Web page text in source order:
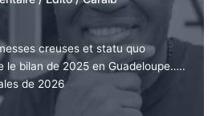
retour sur
chaos. 2026, on
?
Édito